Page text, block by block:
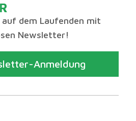
auf dem Laufenden mit
Newsletter!
Anmeldung